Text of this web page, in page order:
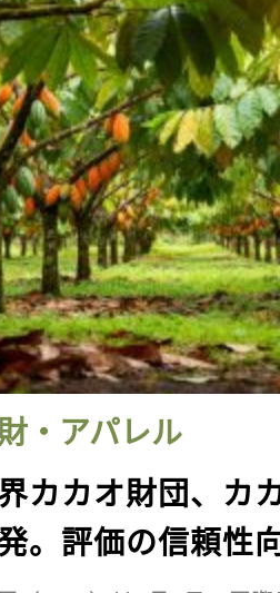
・アパレル
界カカオ財団、カ
。評価の信頼性